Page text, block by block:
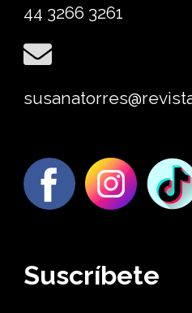
44 3266 3261
Suscríbete